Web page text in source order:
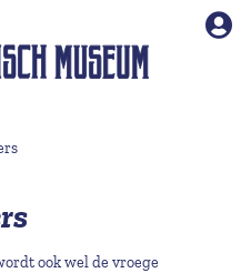
ook wel de vroege